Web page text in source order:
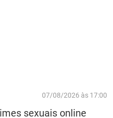
07/08/2026 às 17:00
sexuais online